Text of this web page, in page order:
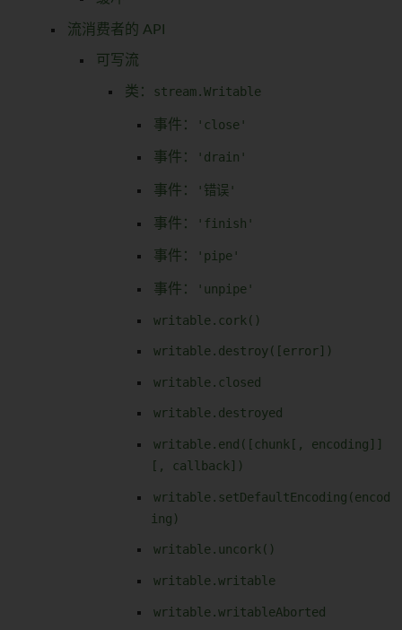
流消费者的 API
可写流
类： stream.Writable
事件： 'close'
事件： 'drain'
事件： '错误'
事件： 'finish'
事件： 'pipe'
事件： 'unpipe'
writable.cork()
writable.destroy([error])
writable.closed
writable.destroyed
writable.end([chunk[, encoding]]
[, callback])
writable.setDefaultEncoding(encod
ing)
writable.uncork()
writable.writable
writable.writableAborted